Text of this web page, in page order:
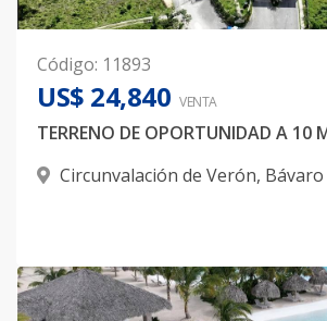
Código: 11893
US$ 24,840 VENTA
Circunvalación de Verón, Bávaro